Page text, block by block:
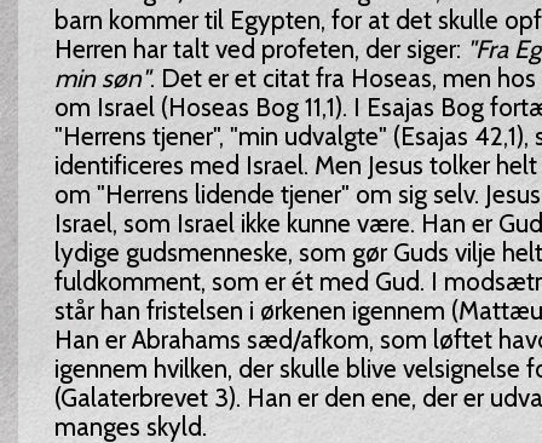
barn kommer til Egypten, for at det skulle
Herren har talt ved profeten, der siger: "Fra
min søn". Det er et citat fra Hoseas, men
om Israel (Hoseas Bog 11,1). I Esajas Bog
"Herrens tjener", "min udvalgte" (Esajas 42,1),
identificeres med Israel. Men Jesus tolker
om "Herrens lidende tjener" om sig selv.
Israel, som Israel ikke kunne være. Han er
lydige gudsmenneske, som gør Guds vilje
fuldkomment, som er ét med Gud. I
står han fristelsen i ørkenen igennem
Han er Abrahams sæd/afkom, som løftet
igennem hvilken, der skulle blive velsignelse
(Galaterbrevet 3). Han er den ene, der er
manges skyld.